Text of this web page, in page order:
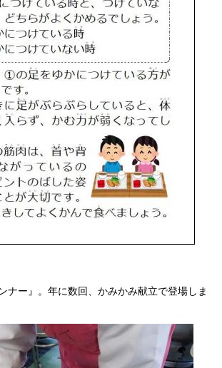
ナー』。年に数回、かみかみ献立で登場しま